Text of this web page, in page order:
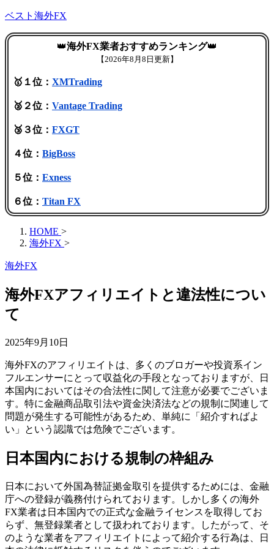
ベスト海外FX
👑海外FX業者おすすめランキング👑
【2026年8月8日更新】
🥇１位： XMTrading
🥈２位： Vantage Trading
🥉３位： FXGT
４位： BigBoss
５位： Exness
６位： Titan FX
HOME >
海外FX >
海外FX
海外FXアフィリエイトと違法性につい
て
2025年9月10日
海外FXのアフィリエイトは、多くのブロガーや投資系イン
フルエンサーにとって収益化の手段となっておりますが、日
本国内においてはその合法性に関して注意が必要でございま
す。特に金融商品取引法や資金決済法などの規制に関連して
問題が発生する可能性があるため、単純に「紹介すればよ
い」という認識では危険でございます。
日本国内における規制の枠組み
日本において外国為替証拠金取引を提供するためには、金融
庁への登録が義務付けられております。しかし多くの海外
FX業者は日本国内での正式な金融ライセンスを取得してお
らず、無登録業者として扱われております。したがって、そ
のような業者をアフィリエイトによって紹介する行為は、日